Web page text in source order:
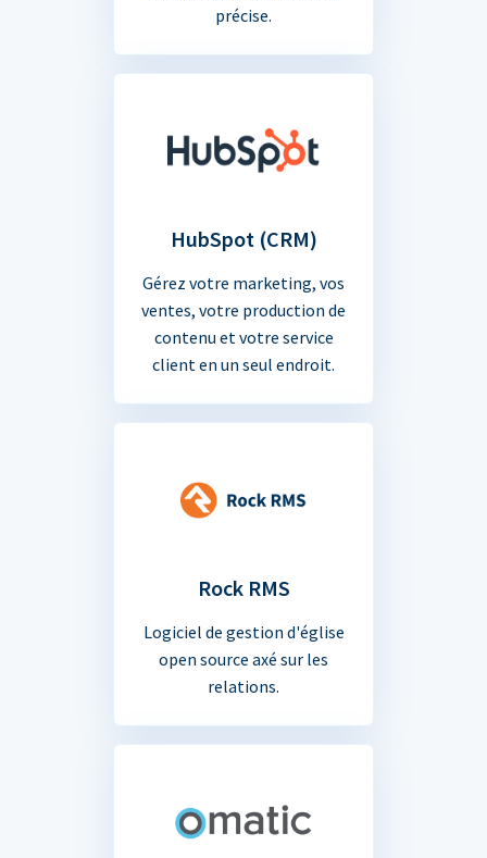
précise.
HubSpot (CRM)
Gérez votre marketing, vos
ventes, votre production de
contenu et votre service
client en un seul endroit.
Rock RMS
Logiciel de gestion d'église
open source axé sur les
relations.